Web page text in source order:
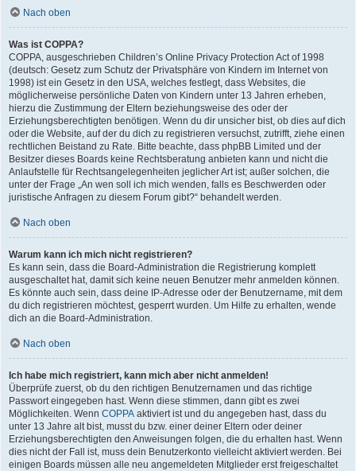
Nach oben
Was ist COPPA?
COPPA, ausgeschrieben Children’s Online Privacy Protection Act of 1998
(deutsch: Gesetz zum Schutz der Privatsphäre von Kindern im Internet von
1998) ist ein Gesetz in den USA, welches festlegt, dass Websites, die
möglicherweise persönliche Daten von Kindern unter 13 Jahren erheben,
hierzu die Zustimmung der Eltern beziehungsweise des oder der
Erziehungsberechtigten benötigen. Wenn du dir unsicher bist, ob dies auf dich
oder die Website, auf der du dich zu registrieren versuchst, zutrifft, ziehe einen
rechtlichen Beistand zu Rate. Bitte beachte, dass phpBB Limited und der
Besitzer dieses Boards keine Rechtsberatung anbieten kann und nicht die
Anlaufstelle für Rechtsangelegenheiten jeglicher Art ist; außer solchen, die
unter der Frage „An wen soll ich mich wenden, falls es Beschwerden oder
juristische Anfragen zu diesem Forum gibt?“ behandelt werden.
Nach oben
Warum kann ich mich nicht registrieren?
Es kann sein, dass die Board-Administration die Registrierung komplett
ausgeschaltet hat, damit sich keine neuen Benutzer mehr anmelden können.
Es könnte auch sein, dass deine IP-Adresse oder der Benutzername, mit dem
du dich registrieren möchtest, gesperrt wurden. Um Hilfe zu erhalten, wende
dich an die Board-Administration.
Nach oben
Ich habe mich registriert, kann mich aber nicht anmelden!
Überprüfe zuerst, ob du den richtigen Benutzernamen und das richtige
Passwort eingegeben hast. Wenn diese stimmen, dann gibt es zwei
Möglichkeiten. Wenn COPPA aktiviert ist und du angegeben hast, dass du
unter 13 Jahre alt bist, musst du bzw. einer deiner Eltern oder deiner
Erziehungsberechtigten den Anweisungen folgen, die du erhalten hast. Wenn
dies nicht der Fall ist, muss dein Benutzerkonto vielleicht aktiviert werden. Bei
einigen Boards müssen alle neu angemeldeten Mitglieder erst freigeschaltet